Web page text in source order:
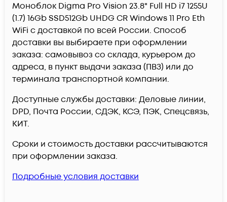
Моноблок Digma Pro Vision 23.8" Full HD i7 1255U
(1.7) 16Gb SSD512Gb UHDG CR Windows 11 Pro Eth
WiFi c доставкой по всей России. Способ
доставки вы выбираете при оформлении
заказа: самовывоз со склада, курьером до
адреса, в пункт выдачи заказа (ПВЗ) или до
терминала транспортной компании.
Доступные службы доставки: Деловые линии,
DPD, Почта России, СДЭК, КСЭ, ПЭК, Спецсвязь,
КИТ.
Сроки и стоимость доставки рассчитываются
при оформлении заказа.
Подробные условия доставки